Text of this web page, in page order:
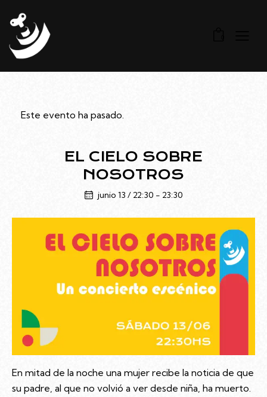
Este evento ha pasado.
EL CIELO SOBRE
NOSOTROS
junio 13 / 22:30 - 23:30
En mitad de la noche una mujer recibe la noticia de que
su padre, al que no volvió a ver desde niña, ha muerto.